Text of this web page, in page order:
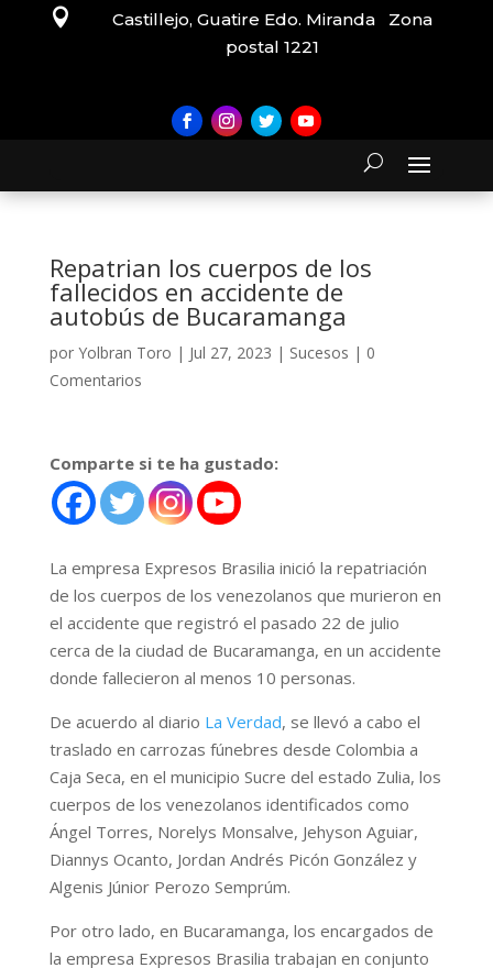

Castillejo, Guatire Edo. Miranda Zona
postal 1221
Repatrian los cuerpos de los
fallecidos en accidente de
autobús de Bucaramanga
por Yolbran Toro | Jul 27, 2023 | Sucesos | 0
Comentarios
Comparte si te ha gustado:
La empresa Expresos Brasilia inició la repatriación
de los cuerpos de los venezolanos que murieron en
el accidente que registró el pasado 22 de julio
cerca de la ciudad de Bucaramanga, en un accidente
donde fallecieron al menos 10 personas.
De acuerdo al diario La Verdad, se llevó a cabo el
traslado en carrozas fúnebres desde Colombia a
Caja Seca, en el municipio Sucre del estado Zulia, los
cuerpos de los venezolanos identificados como
Ángel Torres, Norelys Monsalve, Jehyson Aguiar,
Diannys Ocanto, Jordan Andrés Picón González y
Algenis Júnior Perozo Semprúm.
Por otro lado, en Bucaramanga, los encargados de
la empresa Expresos Brasilia trabajan en conjunto